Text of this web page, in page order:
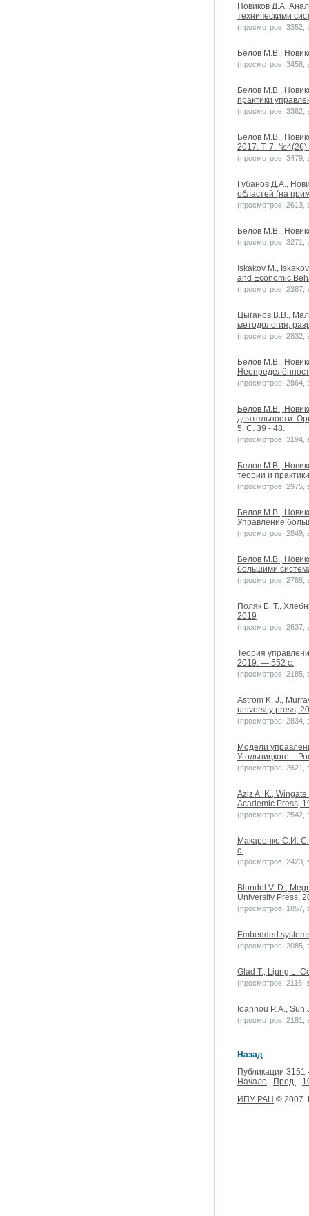
Новиков Д.А.
техническими
(просмотров: 3352,
Белов М.В.,
(просмотров: 3458,
Белов М.В.,
практики
(просмотров: 3362,
Белов М.В.,
2017. Т. 7.
(просмотров: 3479,
Губанов Д.А.,
областей (на
(просмотров: 2613,
Белов М.В.,
(просмотров: 3271,
Iskakov M.,
and Economic
(просмотров: 2387,
Цыганов В.В.,
методология,
(просмотров: 2832,
Белов М.В.,
(просмотров: 2864,
Белов М.В.,
деятельности.
5. С. 39 - 48.
(просмотров: 3194,
Белов М.В.,
теории и
(просмотров: 2975,
Белов М.В.,
Управление
(просмотров: 2849,
Белов М.В.,
большими
(просмотров: 2788,
Поляк Б. Т.,
2019
(просмотров: 2637,
Теория
2019. — 552 с.
(просмотров: 2185,
Aström K. J.,
university press,
(просмотров: 2834,
Модели
Угольницкого. -
(просмотров: 2621,
Aziz A. K.,
Academic Press,
(просмотров: 2542,
Макаренко С.И.
с.
(просмотров: 2423,
Blondel V. D.,
University Press,
(просмотров: 1857,
Embedded
(просмотров: 2085,
Glad T., Ljung L.
(просмотров: 2116,
Ioannou P. A.,
(просмотров: 2181,
Назад
Публикации 3151
Начало
Пред.
ИПУ РАН © 2007.